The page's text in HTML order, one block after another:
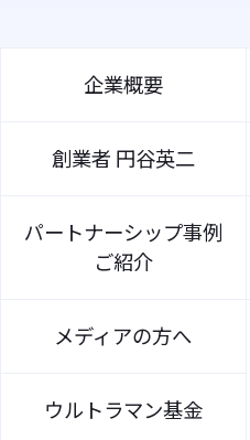
企業概要
創業者 円谷英二
パートナーシップ事例
ご紹介
メディアの方へ
ウルトラマン基金